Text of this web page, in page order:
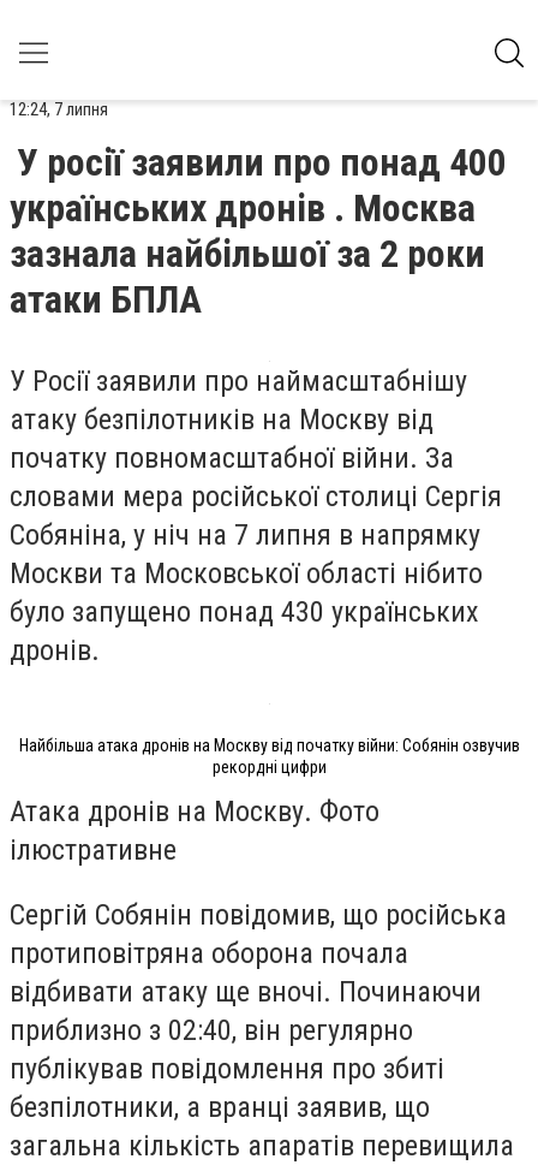
12:24, 7 липня
У росії заявили про понад 400
українських дронів . Москва
зазнала найбільшої за 2 роки
атаки БПЛА
У Росії заявили про наймасштабнішу
атаку безпілотників на Москву від
початку повномасштабної війни. За
словами мера російської столиці Сергія
Собяніна, у ніч на 7 липня в напрямку
Москви та Московської області нібито
було запущено понад 430 українських
дронів.
Найбільша атака дронів на Москву від початку війни: Собянін озвучив
рекордні цифри
Атака дронів на Москву. Фото
ілюстративне
Сергій Собянін повідомив, що російська
протиповітряна оборона почала
відбивати атаку ще вночі. Починаючи
приблизно з 02:40, він регулярно
публікував повідомлення про збиті
безпілотники, а вранці заявив, що
загальна кількість апаратів перевищила